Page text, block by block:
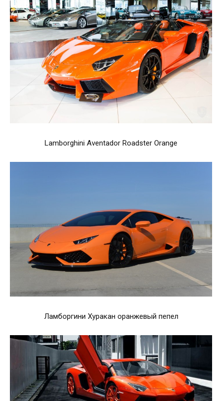
Lamborghini Aventador Roadster Orange
Ламборгини Хуракан оранжевый пепел